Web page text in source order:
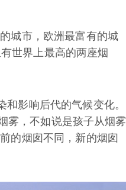
城市，欧洲最富有的城
世界上最高的两座烟
影响后代的气候变化。
雾，不如说是孩子从烟雾
的烟囱不同，新的烟囱